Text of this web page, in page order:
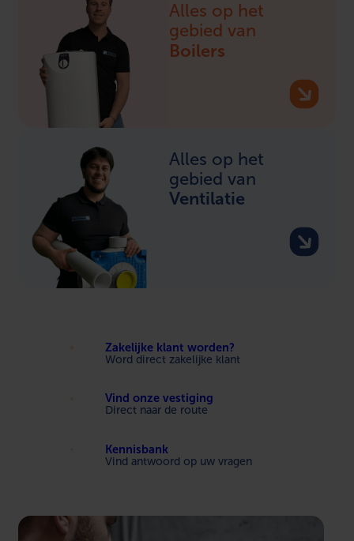
Alles op het
gebied van
Boilers
Alles op het
gebied van
Ventilatie
Zakelijke klant worden?
Word direct zakelijke klant
Vind onze vestiging
Direct naar de route
Kennisbank
Vind antwoord op uw vragen